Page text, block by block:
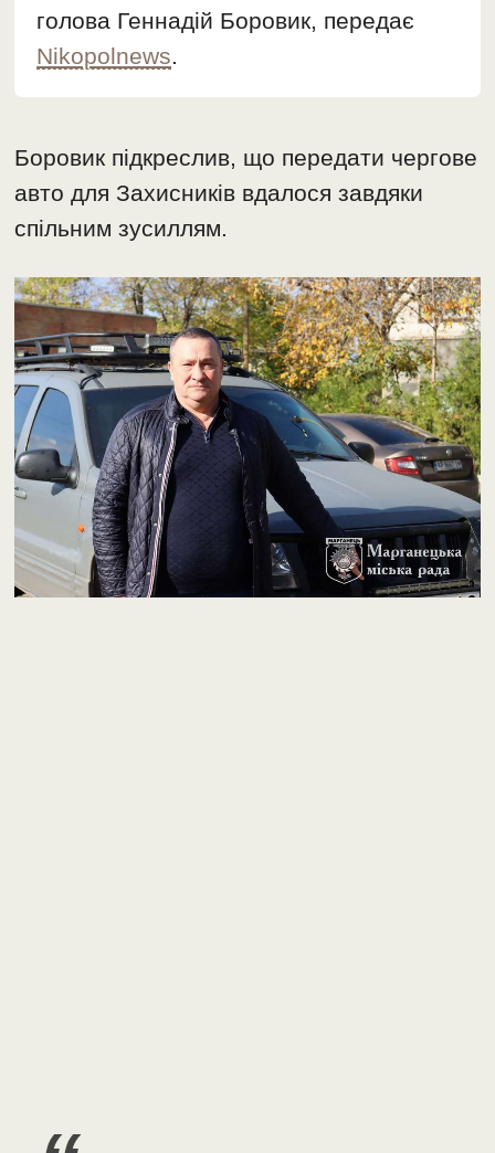
голова Геннадій Боровик, передає
Nikopolnews.
Боровик підкреслив, що передати чергове
авто для Захисників вдалося завдяки
спільним зусиллям.